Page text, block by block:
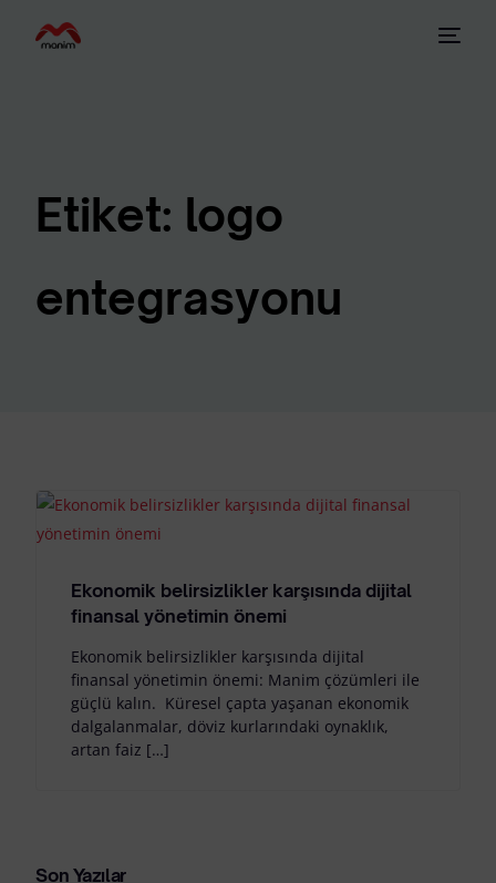
Etiket: logo
entegrasyonu
Ekonomik belirsizlikler karşısında dijital
finansal yönetimin önemi
Ekonomik belirsizlikler karşısında dijital
finansal yönetimin önemi: Manim çözümleri ile
güçlü kalın. Küresel çapta yaşanan ekonomik
dalgalanmalar, döviz kurlarındaki oynaklık,
artan faiz […]
Son Yazılar